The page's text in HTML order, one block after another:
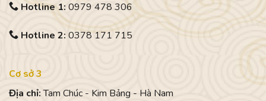
Hotline 1: 0979 478 306
Hotline 2: 0378 171 715
Cơ sở 3
Địa chỉ:Tam Chúc - Kim Bảng - Hà Nam